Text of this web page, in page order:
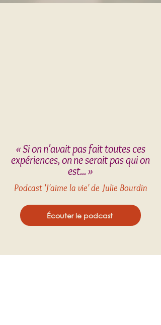
« Si on n'avait pas fait toutes ces
expériences, on ne serait pas qui on
est... »
Podcast 'J'aime la vie' de Julie Bourdin
Écouter le podcast